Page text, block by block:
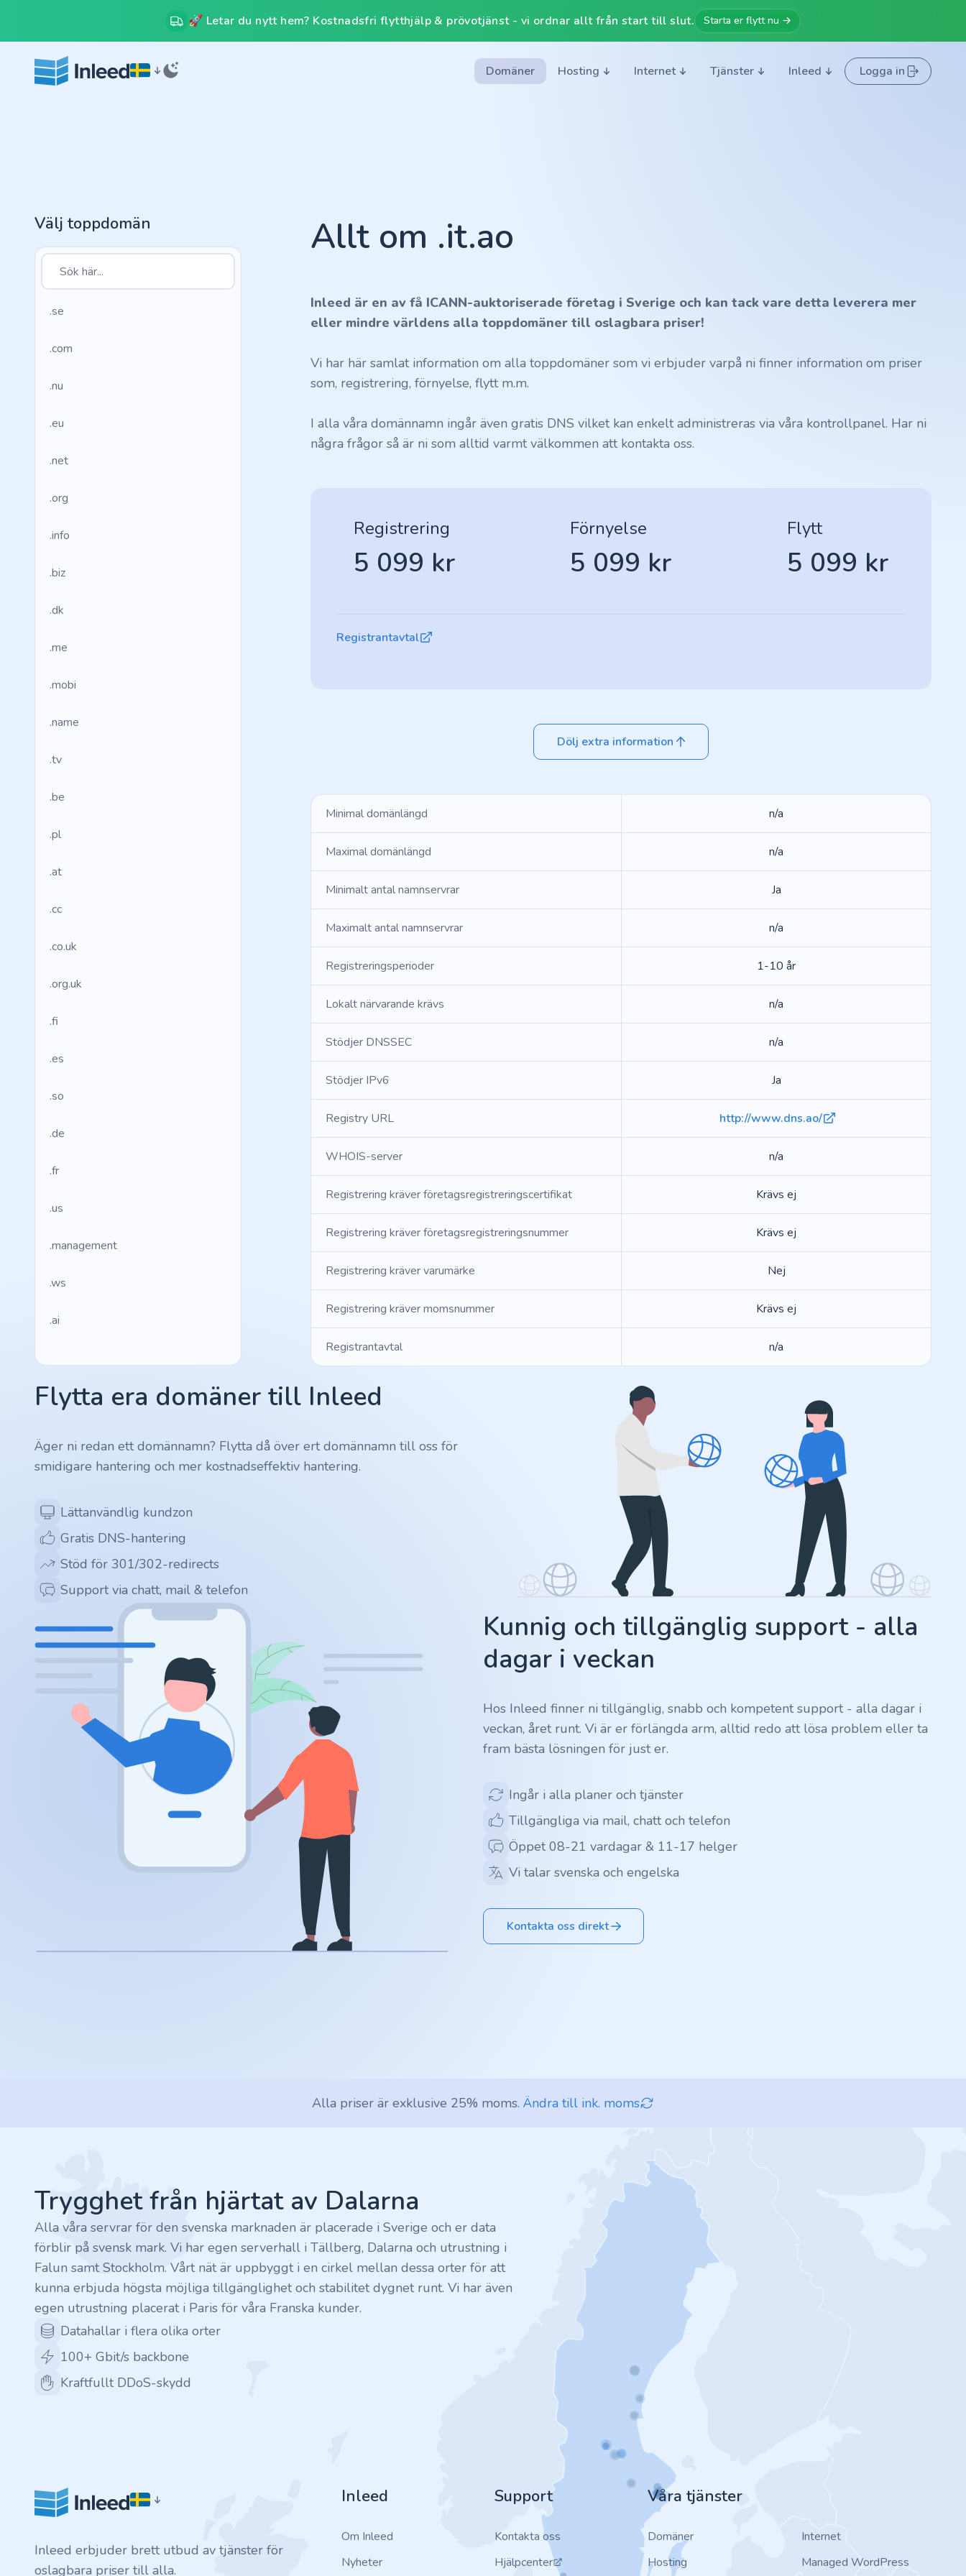
🚀 Letar du nytt hem? Kostnadsfri flytthjälp & prövotjänst - vi ordnar allt från start till slut. Starta er flytt nu →
Domäner Hosting Internet Tjänster Inleed Logga in
Välj toppdomän
.se
.com
.nu
.eu
.net
.org
.info
.biz
.dk
.me
.mobi
.name
.tv
.be
.pl
.at
.cc
.co.uk
.org.uk
.fi
.es
.so
.de
.fr
.us
.management
.ws
.ai
.website
.ru
.vc
.gr
.network
.rocks
.design
.finance
.tennis
.in
.games
.it
Allt om .it.ao
Inleed är en av få ICANN-auktoriserade företag i Sverige och kan tack vare detta leverera mer
eller mindre världens alla toppdomäner till oslagbara priser!
Vi har här samlat information om alla toppdomäner som vi erbjuder varpå ni finner information om priser
som, registrering, förnyelse, flytt m.m.
I alla våra domännamn ingår även gratis DNS vilket kan enkelt administreras via våra kontrollpanel. Har ni
några frågor så är ni som alltid varmt välkommen att kontakta oss.
Registrering
5 099 kr
Förnyelse
5 099 kr
Flytt
5 099 kr
Registrantavtal
Dölj extra information
Minimal domänlängd n/a
Maximal domänlängd n/a
Minimalt antal namnservrar Ja
Maximalt antal namnservrar n/a
Registreringsperioder 1-10 år
Lokalt närvarande krävs n/a
Stödjer DNSSEC n/a
Stödjer IPv6 Ja
Registry URL http://www.dns.ao/
WHOIS-server n/a
Registrering kräver företagsregistreringscertifikat Krävs ej
Registrering kräver företagsregistreringsnummer Krävs ej
Registrering kräver varumärke Nej
Registrering kräver momsnummer Krävs ej
Registrantavtal n/a
Flytta era domäner till Inleed
Äger ni redan ett domännamn? Flytta då över ert domännamn till oss för
smidigare hantering och mer kostnadseffektiv hantering.
Lättanvändlig kundzon
Gratis DNS-hantering
Stöd för 301/302-redirects
Support via chatt, mail & telefon
Kunnig och tillgänglig support - alla
dagar i veckan
Hos Inleed finner ni tillgänglig, snabb och kompetent support - alla dagar i
veckan, året runt. Vi är er förlängda arm, alltid redo att lösa problem eller ta
fram bästa lösningen för just er.
Ingår i alla planer och tjänster
Tillgängliga via mail, chatt och telefon
Öppet 08-21 vardagar & 11-17 helger
Vi talar svenska och engelska
Kontakta oss direkt
Alla priser är exklusive 25% moms. Ändra till ink. moms
Trygghet från hjärtat av Dalarna
Alla våra servrar för den svenska marknaden är placerade i Sverige och er data
förblir på svensk mark. Vi har egen serverhall i Tällberg, Dalarna och utrustning i
Falun samt Stockholm. Vårt nät är uppbyggt i en cirkel mellan dessa orter för att
kunna erbjuda högsta möjliga tillgänglighet och stabilitet dygnet runt. Vi har även
egen utrustning placerat i Paris för våra Franska kunder.
Datahallar i flera olika orter
100+ Gbit/s backbone
Kraftfullt DDoS-skydd
Inleed erbjuder brett utbud av tjänster för
oslagbara priser till alla.
Inleed
Om Inleed
Nyheter
Support
Kontakta oss
Hjälpcenter
Våra tjänster
Domäner
Hosting
Internet
Managed WordPress